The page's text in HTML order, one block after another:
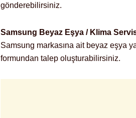
gönderebilirsiniz.
Samsung Beyaz Eşya / Klima
Samsung markasına ait beyaz eşya
formundan talep oluşturabilirsiniz.